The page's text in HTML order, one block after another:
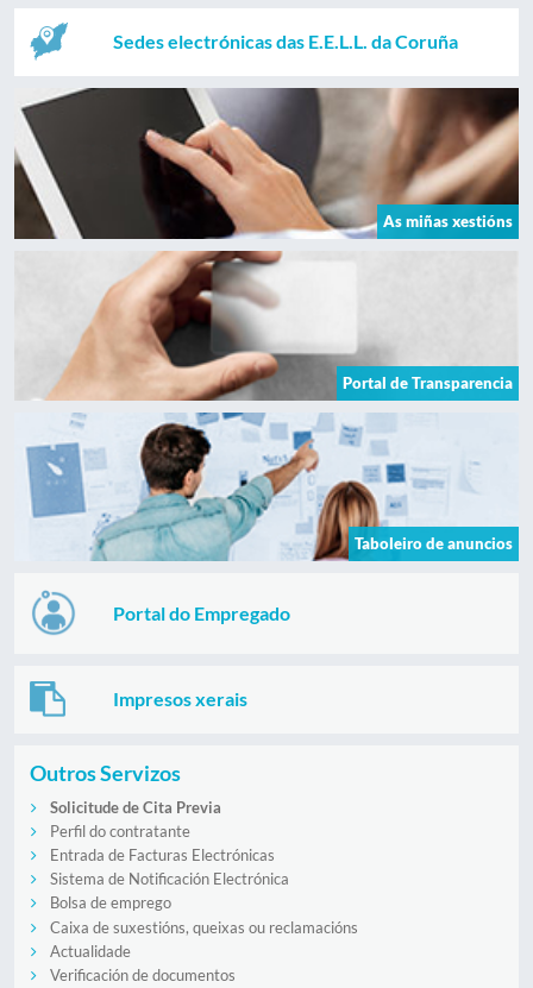
Sedes electrónicas das E.E.L.L. da Coruña
As miñas xestións
Portal de Transparencia
Taboleiro de anuncios
Portal do Empregado
Impresos xerais
Outros Servizos
Solicitude de Cita Previa
Perfil do contratante
Entrada de Facturas Electrónicas
Sistema de Notificación Electrónica
Bolsa de emprego
Caixa de suxestións, queixas ou reclamacións
Actualidade
Verificación de documentos